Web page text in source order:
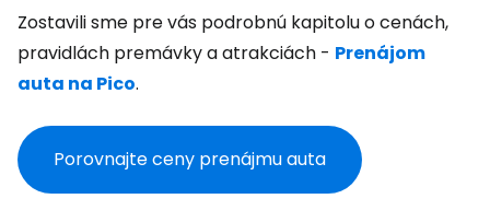
Zostavili sme pre vás podrobnú kapitolu o cenách,
pravidlách premávky a atrakciách - Prenájom
auta na Pico.
Porovnajte ceny prenájmu auta